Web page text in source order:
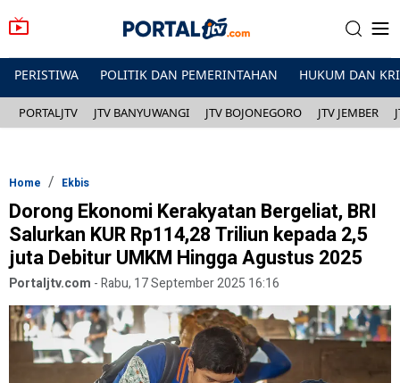
PERISTIWA POLITIK DAN PEMERINTAHAN HUKUM DAN
PORTALJTV JTV BANYUWANGI JTV BOJONEGORO JTV JEMBER
Home Ekbis
Dorong Ekonomi Kerakyatan Bergeliat, BRI
Salurkan KUR Rp114,28 Triliun kepada 2,5
juta Debitur UMKM Hingga Agustus 2025
Portaljtv.com -Rabu, 17 September 2025 16:16